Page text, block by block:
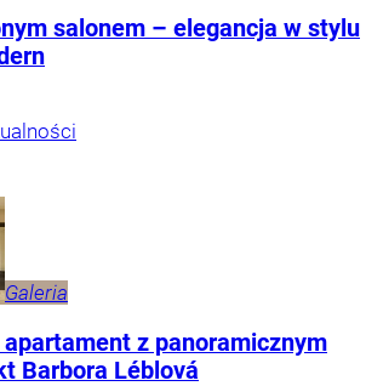
salonem – elegancja w stylu
Galeria
z panoramicznym
Barbora Léblová